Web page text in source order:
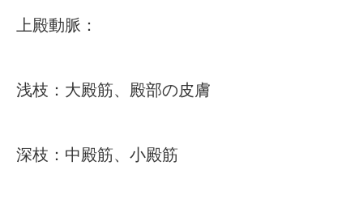
上殿動脈：
浅枝：大殿筋、殿部の皮膚
深枝：中殿筋、小殿筋